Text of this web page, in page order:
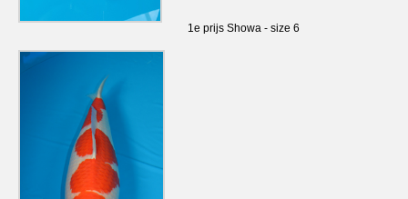
1e prijs Showa - size 6